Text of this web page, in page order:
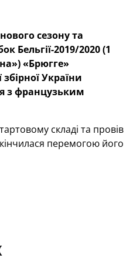
сезону та
Бельгії-2019/2020 (1
«Брюгге»
України
з французьким
складі та провів
перемогою його